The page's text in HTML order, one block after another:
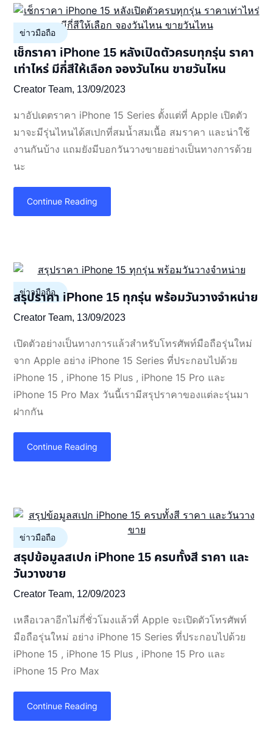
ข่าวมือถือ
เช็กราคา iPhone 15 หลังเปิดตัวครบทุกรุ่น ราคา
เท่าไหร่ มีกี่สีให้เลือก จองวันไหน ขายวันไหน
Creator Team, 13/09/2023
มาอัปเดตราคา iPhone 15 Series ตั้งแต่ที่ Apple เปิดตัว
มาจะมีรุ่นไหนได้สเปกที่สมน้ำสมเนื้อ สมราคา และน่าใช้
งานกันบ้าง แถมยังมีบอกวันวางขายอย่างเป็นทางการด้วย
นะ
Continue Reading
ข่าวมือถือ
สรุปราคา iPhone 15 ทุกรุ่น พร้อมวันวางจำหน่าย
Creator Team, 13/09/2023
เปิดตัวอย่างเป็นทางการแล้วสำหรับโทรศัพท์มือถือรุ่นใหม่
จาก Apple อย่าง iPhone 15 Series ที่ประกอบไปด้วย
iPhone 15 , iPhone 15 Plus , iPhone 15 Pro และ
iPhone 15 Pro Max วันนี้เรามีสรุปราคาของแต่ละรุ่นมา
ฝากกัน
Continue Reading
ข่าวมือถือ
สรุปข้อมูลสเปก iPhone 15 ครบทั้งสี ราคา และ
วันวางขาย
Creator Team, 12/09/2023
เหลือเวลาอีกไม่กี่ชั่วโมงแล้วที่ Apple จะเปิดตัวโทรศัพท์
มือถือรุ่นใหม่ อย่าง iPhone 15 Series ที่ประกอบไปด้วย
iPhone 15 , iPhone 15 Plus , iPhone 15 Pro และ
iPhone 15 Pro Max
Continue Reading